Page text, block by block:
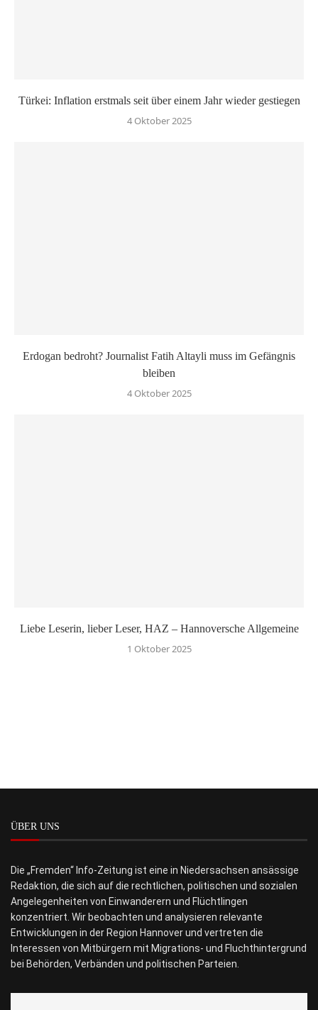
Türkei: Inflation erstmals seit über einem Jahr wieder gestiegen
4 Oktober 2025
Erdogan bedroht? Journalist Fatih Altayli muss im Gefängnis
bleiben
4 Oktober 2025
Liebe Leserin, lieber Leser, HAZ – Hannoversche Allgemeine
1 Oktober 2025
ÜBER UNS
Die „Fremden“ Info-Zeitung ist eine in Niedersachsen ansässige
Redaktion, die sich auf die rechtlichen, politischen und sozialen
Angelegenheiten von Einwanderern und Flüchtlingen
konzentriert. Wir beobachten und analysieren relevante
Entwicklungen in der Region Hannover und vertreten die
Interessen von Mitbürgern mit Migrations- und Fluchthintergrund
bei Behörden, Verbänden und politischen Parteien.